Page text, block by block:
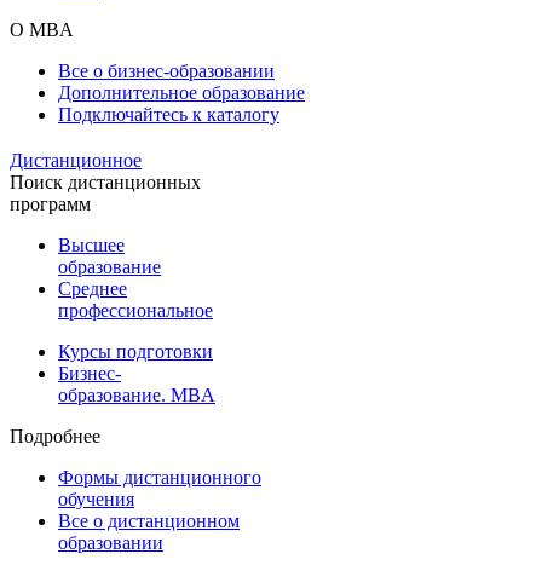
О MBA
Все о бизнес-образовании
Дополнительное образование
Подключайтесь к каталогу
Дистанционное
Поиск дистанционных
программ
Высшее
образование
Среднее
профессиональное
Курсы подготовки
Бизнес-
образование. MBA
Подробнее
Формы дистанционного
обучения
Все о дистанционном
образовании